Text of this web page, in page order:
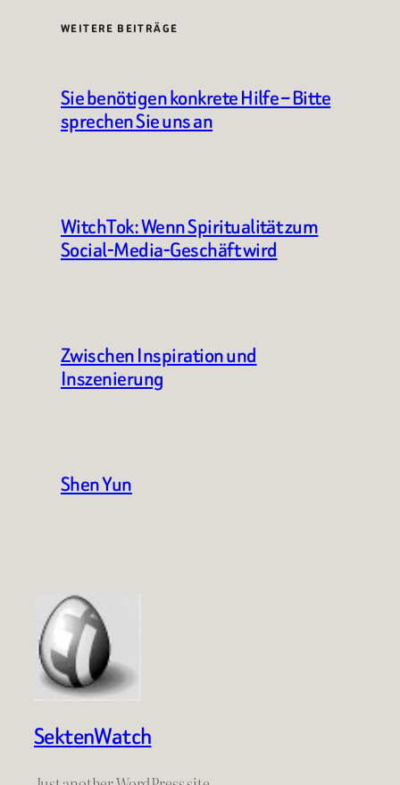
WEITERE BEITRÄGE
Sie benötigen konkrete Hilfe – Bitte
sprechen Sie uns an
WitchTok: Wenn Spiritualität zum
Social-Media-Geschäft wird
Zwischen Inspiration und
Inszenierung
Shen Yun
SektenWatch